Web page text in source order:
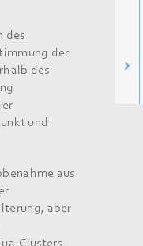
des
der
des
und
aus
aber
Clusters